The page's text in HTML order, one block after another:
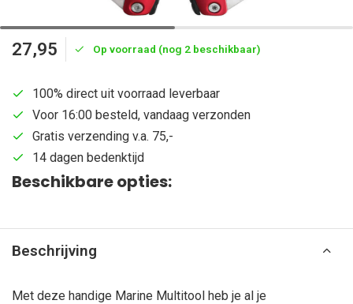
27,95 Op voorraad (nog 2 beschikbaar)
100% direct uit voorraad leverbaar
Voor 16:00 besteld, vandaag verzonden
Gratis verzending v.a. 75,-
14 dagen bedenktijd
Beschikbare opties:
Beschrijving
Met deze handige Marine Multitool heb je al je